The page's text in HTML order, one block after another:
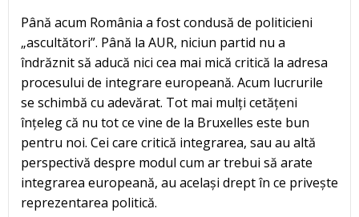
Până acum România a fost condusă de politicieni
„ascultători”. Până la AUR, niciun partid nu a
îndrăznit să aducă nici cea mai mică critică la adresa
procesului de integrare europeană. Acum lucrurile
se schimbă cu adevărat. Tot mai mulți cetățeni
înțeleg că nu tot ce vine de la Bruxelles este bun
pentru noi. Cei care critică integrarea, sau au altă
perspectivă despre modul cum ar trebui să arate
integrarea europeană, au același drept în ce privește
reprezentarea politică.